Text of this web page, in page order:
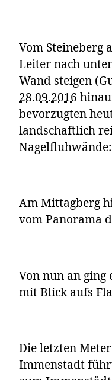
Vom Steineberg
Leiter nach
Wand steigen
28.09.2016
bevorzugten
landschaftlich
Nagelfluhwände:
Am Mittagberg
vom Panorama
Von nun an ging
mit Blick aufs
Die letzten
Immenstadt